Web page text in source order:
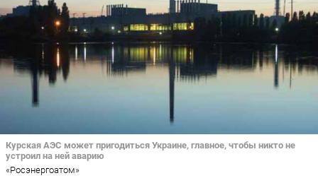
Курская АЭС может пригодиться Украине, главное, чтобы никто не
устроил на ней аварию
«Росэнергоатом»